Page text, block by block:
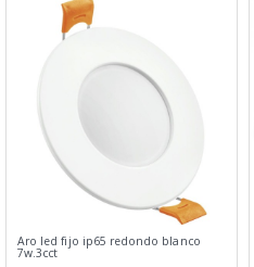
Aro led fijo ip65 redondo blanco
7w.3cct